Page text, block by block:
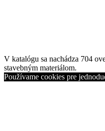
V katalógu sa nachádza 704
stavebným materiálom.
Používame cookies pre